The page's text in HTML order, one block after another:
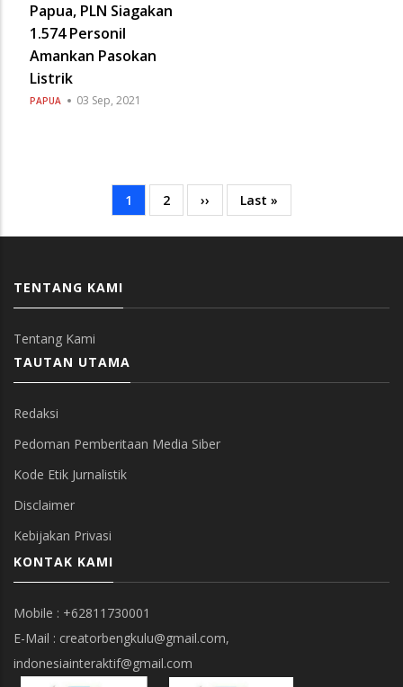
Papua, PLN Siagakan
1.574 Personil
Amankan Pasokan
Listrik
PAPUA 03 Sep, 2021
Current
page
1 Page
2
Next
page
››
Last
page
Last »
TENTANG KAMI
Tentang Kami
TAUTAN UTAMA
Redaksi
Pedoman Pemberitaan Media Siber
Kode Etik Jurnalistik
Disclaimer
Kebijakan Privasi
KONTAK KAMI
Mobile : +62811730001
E-Mail : creatorbengkulu@gmail.com,
indonesiainteraktif@gmail.com